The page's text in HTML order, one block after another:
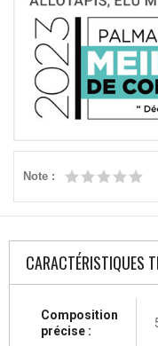
Note :
CARACTÉRISTIQUES
Composition
précise :